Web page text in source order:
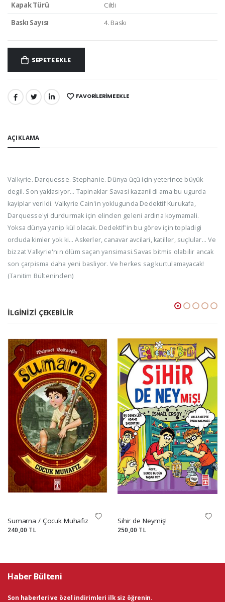
Kapak Türü
Ciltli
Baskı Sayısı
4. Baskı
SEPETE EKLE
PAYLAŞ: FAVORILERIME EKLE
AÇIKLAMA
Valkyrie. Darquesse. Stephanie. Dünya üçü için yeterince büyük
degil. Son yaklasiyor… Tapinaklar Savasi kazanildi ama bu ugurda
kayiplar verildi. Valkyrie Cain'in yoklugunda Dedektif Kurukafa,
Darquesse'yi durdurmak için elinden geleni ardina koymamali.
Yoksa dünya yanip kül olacak. Dedektif'in bu görev için topladigi
orduda kimler yok ki… Askerler, canavar avcilari, katiller, suçlular… Ve
bizzat Valkyrie'nin ölüm saçan yansimasi.Savas bitmis olabilir ancak
son çarpisma daha yeni basliyor. Ve herkes sag kurtulamayacak!
(Tanitim Bülteninden)
İLGINIZI ÇEKEBILIR
Sumarna / Çocuk Muhafız
240,00 TL
Sihir de Neymiş!
250,00 TL
Haber Bülteni
Son haberleri ve özel indirimleri ilk siz öğrenin.